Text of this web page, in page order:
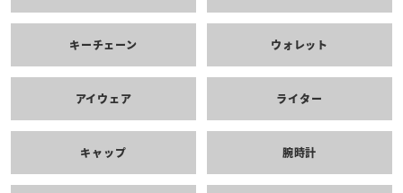
キーチェーン ウォレット
アイウェア ライター
キャップ 腕時計